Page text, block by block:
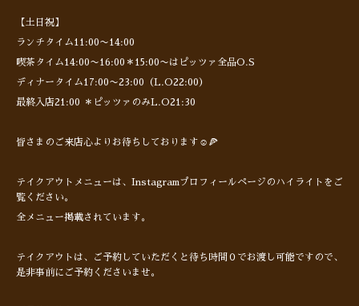
【土日祝】
ランチタイム11:00〜14:00
喫茶タイム14:00〜16:00＊15:00〜はピッツァ全品O.S
ディナータイム17:00〜23:00（L.O22:00）
最終入店21:00 ＊ピッツァのみL.O21:30
皆さまのご来店心よりお待ちしております☺️🍕
テイクアウトメニューは、Instagramプロフィールページのハイライトをご
覧ください。
全メニュー掲載されています。
テイクアウトは、ご予約していただくと待ち時間０でお渡し可能ですので、
是非事前にご予約くださいませ。